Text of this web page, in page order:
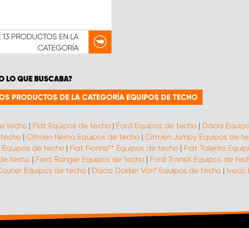
13 PRODUCTOS EN LA
CATEGORÍA
LO QUE BUSCABA?
PRODUCTOS DE LA CATEGORÍA EQUIPOS DE TECHO
techo| Fiat Equipos de techo| Ford Equipos de techo| Dacia
| Citroen Nemo Equipos de techo| Citroen Jumpy Equipos de
Equipos de techo | Fiat Fiorino** Equipos de techo | Fiat Talento
techo | Ford Ranger Equipos de techo | Ford Transit Equipos de
Equipos de techo | Dacia Dokker Van* Equipos de techo | Iveco